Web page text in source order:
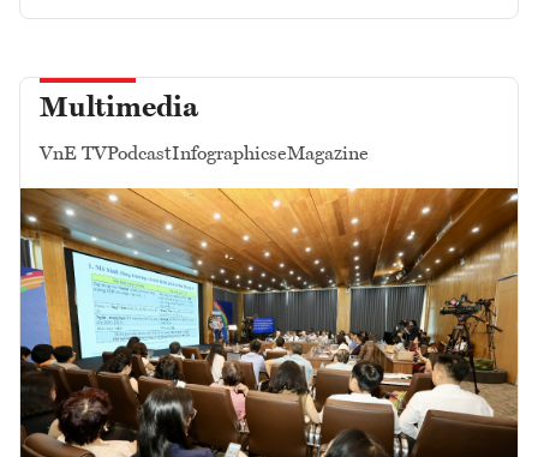
Multimedia
VnE TVPodcastInfographicseMagazine